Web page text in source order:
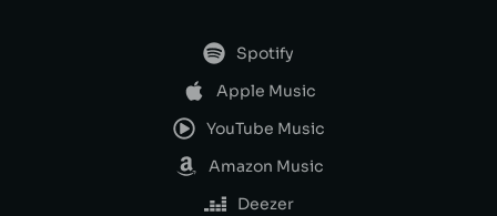
Spotify
Apple Music
YouTube Music
Amazon Music
Deezer